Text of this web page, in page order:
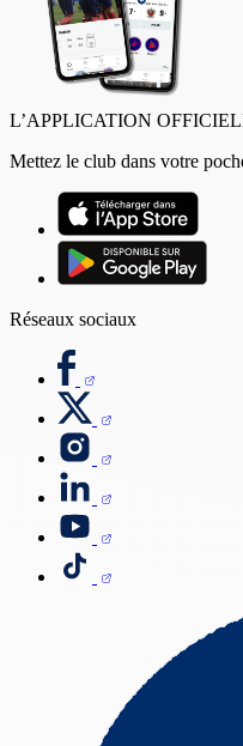
L’APPLICATION
Mettez le club dans votre
Réseaux sociaux